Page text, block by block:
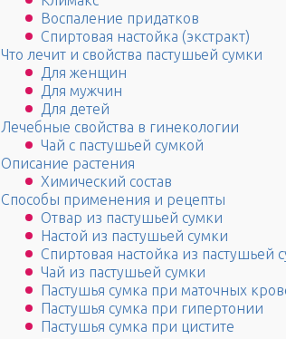
Воспаление придатков
Спиртовая настойка (экстракт)
Что лечит и свойства пастушьей сумки
Для женщин
Для мужчин
Для детей
Лечебные свойства в гинекологии
Чай с пастушьей сумкой
Описание растения
Химический состав
Способы применения и рецепты
Отвар из пастушьей сумки
Настой из пастушьей сумки
Спиртовая настойка из пастушьей
Чай из пастушьей сумки
Пастушья сумка при маточных
Пастушья сумка при гипертонии
Пастушья сумка при цистите